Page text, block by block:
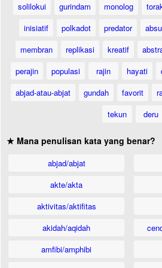
solilokui gurindam monolog
inisiatif
polkadot predator
membran
replikasi kreatif
perajin
populasi rajin hayati
abjad-atau-abjat
gundah favorit
tekun
deru
★ Mana penulisan kata yang benar?
abjad/abjat
akte/akta
aktivitas/aktifitas
akidah/aqidah
amfibi/amphibi